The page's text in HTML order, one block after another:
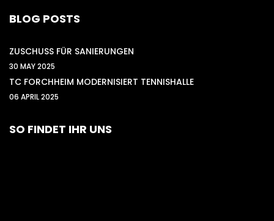
BLOG POSTS
ZUSCHUSS FÜR SANIERUNGEN
30 MAY 2025
TC FORCHHEIM MODERNISIERT TENNISHALLE
06 APRIL 2025
SO FINDET IHR UNS